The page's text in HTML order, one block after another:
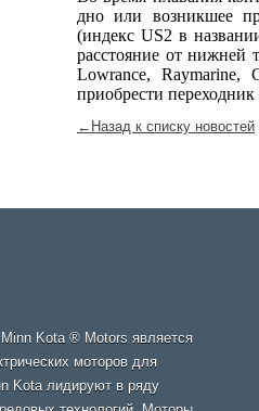
дно или возникшее
(индекс US2 в
расстояние от нижней
Lowrance, Raymarine,
приобрести
←Назад к списку новостей
Kota ® Motors является
моторов для
Kota лидируют в ряду